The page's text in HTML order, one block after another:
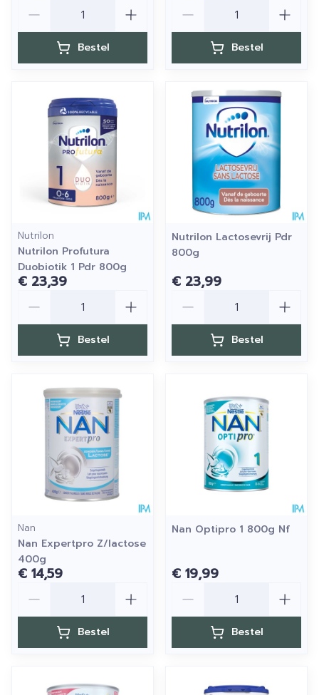
Bestel Bestel
Nutrilon
Nutrilon Profutura
Duobiotik 1 Pdr 800g
€ 23,39
Bestel
Nutrilon Lactosevrij Pdr
800g
€ 23,99
Bestel
Nan
Nan Expertpro Z/lactose
400g
€ 14,59
Bestel
Nan Optipro 1 800g Nf
€ 19,99
Bestel